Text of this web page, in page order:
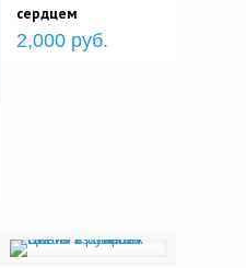
сердцем
2,000 руб.